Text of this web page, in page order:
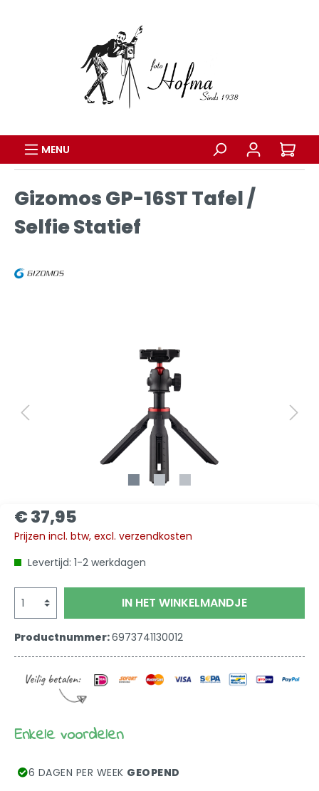
MENU
Gizomos GP-16ST Tafel /
Selfie Statief
€ 37,95
Prijzen incl. btw, excl. verzendkosten
Levertijd: 1-2 werkdagen
IN HET WINKELMANDJE
Productnummer:6973741130012
Enkele voordelen
6 DAGEN PER WEEK GEOPEND